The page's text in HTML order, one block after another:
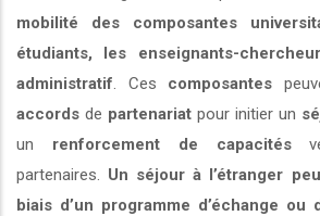
mobilité des composantes
étudiants, les enseignants-
administratif . Ces composantes
accords de partenariat pour initier un
un renforcement de capacités
partenaires. Un séjour à l’étranger
biais d’un programme d’échange ou